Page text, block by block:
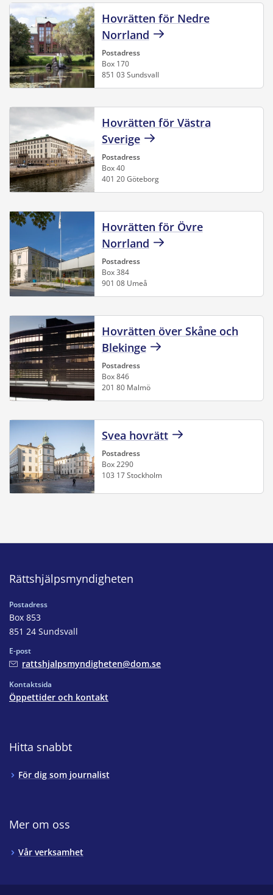
Hovrätten för Nedre
Norrland
Postadress
Box 170
851 03 Sundsvall
Hovrätten för Västra
Sverige
Postadress
Box 40
401 20 Göteborg
Hovrätten för Övre
Norrland
Postadress
Box 384
901 08 Umeå
Hovrätten över Skåne och
Blekinge
Postadress
Box 846
201 80 Malmö
Svea hovrätt
Postadress
Box 2290
103 17 Stockholm
Rättshjälpsmyndigheten
Postadress
Box 853
851 24 Sundsvall
E-post
rattshjalpsmyndigheten@dom.se
Kontaktsida
Öppettider och kontakt
Hitta snabbt
För dig som journalist
Mer om oss
Vår verksamhet